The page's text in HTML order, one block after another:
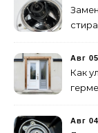
Авг
Как
Авг